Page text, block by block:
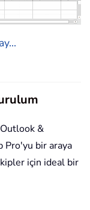
&
Pro'yu bir araya
için ideal bir